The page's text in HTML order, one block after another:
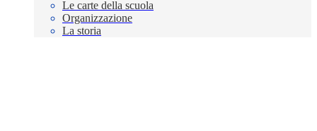
Le carte della scuola
Organizzazione
La storia